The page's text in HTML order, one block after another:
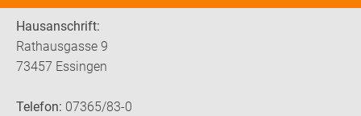
Hausanschrift:
Rathausgasse 9
73457 Essingen
Telefon: 07365/83-0